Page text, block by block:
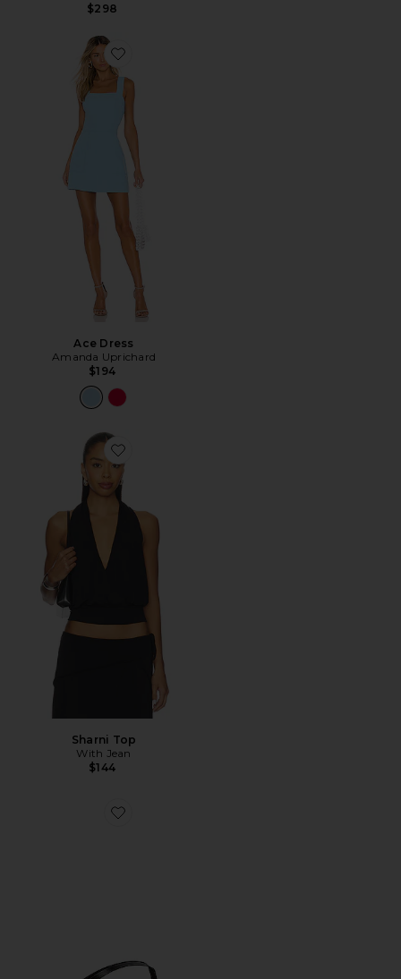
$298
Favorite Ace Dress
Ace Dress
Amanda Uprichard
$194
Favorite Sharni Top
Sharni Top
With Jean
$144
Favorite Chinelo Liners